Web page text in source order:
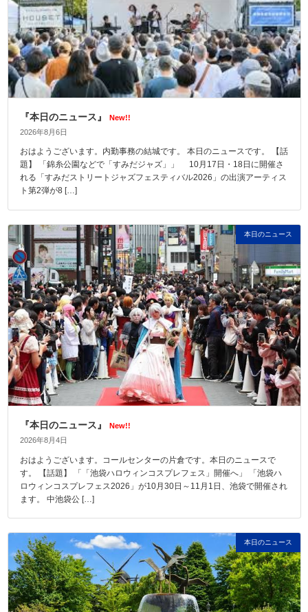
『本日のニュース』
New!!
2026年8月6日
おはようございます。内勤事務の結城です。 本日のニュースです。 【話
題】 「錦糸公園などで「すみだジャズ」」 10月17日・18日に開催さ
れる「すみだストリートジャズフェスティバル2026」の出演アーティス
ト第2弾が8 […]
本日のニュース
『本日のニュース』
New!!
2026年8月4日
おはようございます。コールセンターの片倉です。本日のニュースで
す。 【話題】 「「池袋ハロウィンコスプレフェス」開催へ」 「池袋ハ
ロウィンコスプレフェス2026」が10月30日～11月1日、池袋で開催され
ます。 中池袋公 […]
本日のニュース